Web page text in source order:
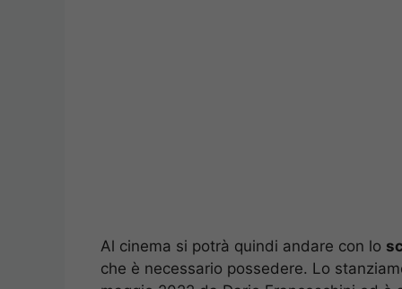
Al cinema si potrà quindi andare con lo
che è necessario possedere. Lo